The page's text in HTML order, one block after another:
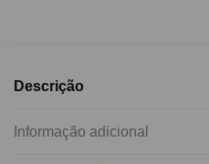
Descrição
Informação adicional